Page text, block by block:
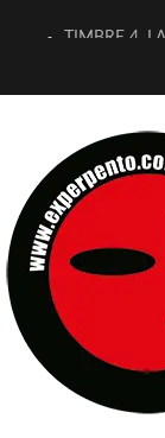
TIMBRE 4,
30 AÑOS
MARSHALL
JOFRE
YORCH